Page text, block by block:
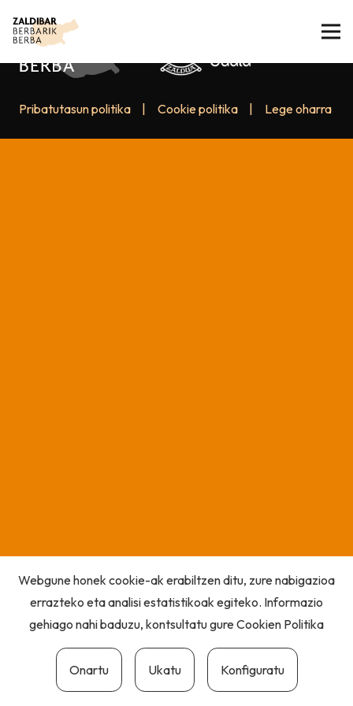
Pribatutasun politika Cookie politika Lege oharra
Webgune honek cookie-ak erabiltzen ditu, zure nabigazioa
errazteko eta analisi estatistikoak egiteko. Informazio
gehiago nahi baduzu, kontsultatu gureCookien Politika
Onartu Ukatu Konfiguratu